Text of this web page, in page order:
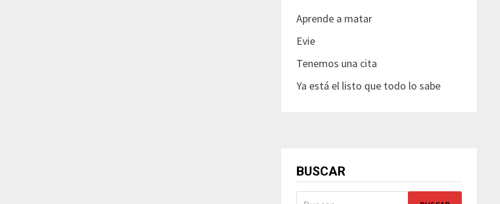
Aprende a matar
Evie
Tenemos una cita
Ya está el listo que todo lo sabe
BUSCAR
Buscar: